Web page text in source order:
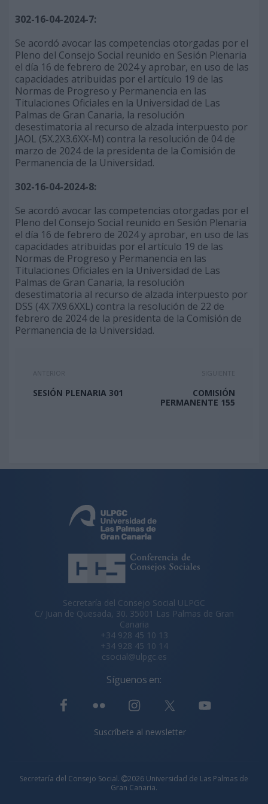
302-16-04-2024-7:
Se acordó avocar las competencias otorgadas por el
Pleno del Consejo Social reunido en Sesión Plenaria
el día 16 de febrero de 2024 y aprobar, en uso de las
capacidades atribuidas por el artículo 19 de las
Normas de Progreso y Permanencia en las
Titulaciones Oficiales en la Universidad de Las
Palmas de Gran Canaria, la resolución
desestimatoria al recurso de alzada interpuesto por
JAOL (5X.2X3.6XX-M) contra la resolución de 04 de
marzo de 2024 de la presidenta de la Comisión de
Permanencia de la Universidad.
302-16-04-2024-8:
Se acordó avocar las competencias otorgadas por el
Pleno del Consejo Social reunido en Sesión Plenaria
el día 16 de febrero de 2024 y aprobar, en uso de las
capacidades atribuidas por el artículo 19 de las
Normas de Progreso y Permanencia en las
Titulaciones Oficiales en la Universidad de Las
Palmas de Gran Canaria, la resolución
desestimatoria al recurso de alzada interpuesto por
DSS (4X.7X9.6XXL) contra la resolución de 22 de
febrero de 2024 de la presidenta de la Comisión de
Permanencia de la Universidad.
ANTERIOR
SESIÓN PLENARIA 301
SIGUIENTE
COMISIÓN
PERMANENTE 155
Secretaría del Consejo Social ULPGC
C/ Juan de Quesada, 30. 35001 Las Palmas de Gran
Canaria
+34 928 45 10 13
+34 928 45 10 14
csocial@ulpgc.es
Síguenos en:
Suscríbete al newsletter
Secretaría del Consejo Social.
2026 Universidad de Las Palmas de
Gran Canaria.